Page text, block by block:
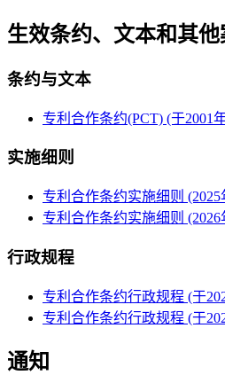
生效条约、文本和其他
条约与文本
专利合作条约(PCT) (于2001
实施细则
专利合作条约实施细则
专利合作条约实施细则
行政规程
专利合作条约行政规程 (于
专利合作条约行政规程 (于
通知